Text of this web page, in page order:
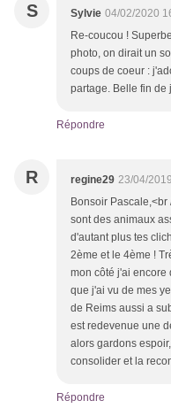
S Sylvie 04/02/2020
Re-coucou !
photo, on dirait un
coups de coeur :
partage. Belle fin de
Répondre
R regine29 23/04/
Bonsoir
sont des animaux
d'autant plus tes
2ème et le 4ème !
mon côté j'ai encore
que j'ai vu de mes
de Reims aussi a
est redevenue une
alors gardons
consolider et la
Répondre